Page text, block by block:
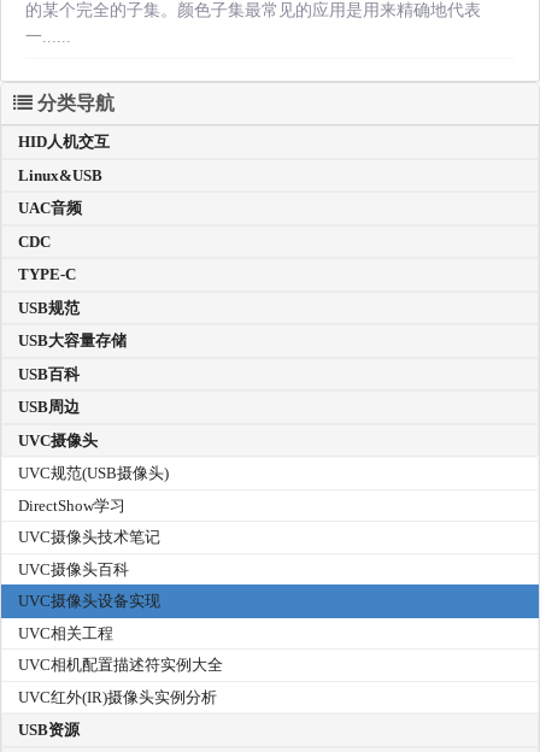
的某个完全的子集。颜色子集最常见的应用是用来精确地代表
一......
分类导航
HID人机交互
Linux&USB
UAC音频
CDC
TYPE-C
USB规范
USB大容量存储
USB百科
USB周边
UVC摄像头
UVC规范(USB摄像头)
DirectShow学习
UVC摄像头技术笔记
UVC摄像头百科
UVC摄像头设备实现
UVC相关工程
UVC相机配置描述符实例大全
UVC红外(IR)摄像头实例分析
USB资源